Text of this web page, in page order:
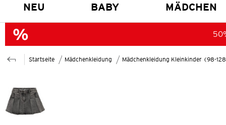
NEU BABY MÄDCHEN
Startseite Mädchenkleidung Mädchenkleidung Kleinkinder (98-